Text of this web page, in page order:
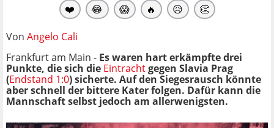
❤️ 😂 😱 🔥 😥 👏
Von Angelo Cali
Frankfurt am Main - Es waren hart erkämpfte drei
Punkte, die sich die Eintrachtgegen Slavia Prag
(Endstand 1:0) sicherte. Auf den Siegesrausch könnte
aber schnell der bittere Kater folgen. Dafür kann die
Mannschaft selbst jedoch am allerwenigsten.